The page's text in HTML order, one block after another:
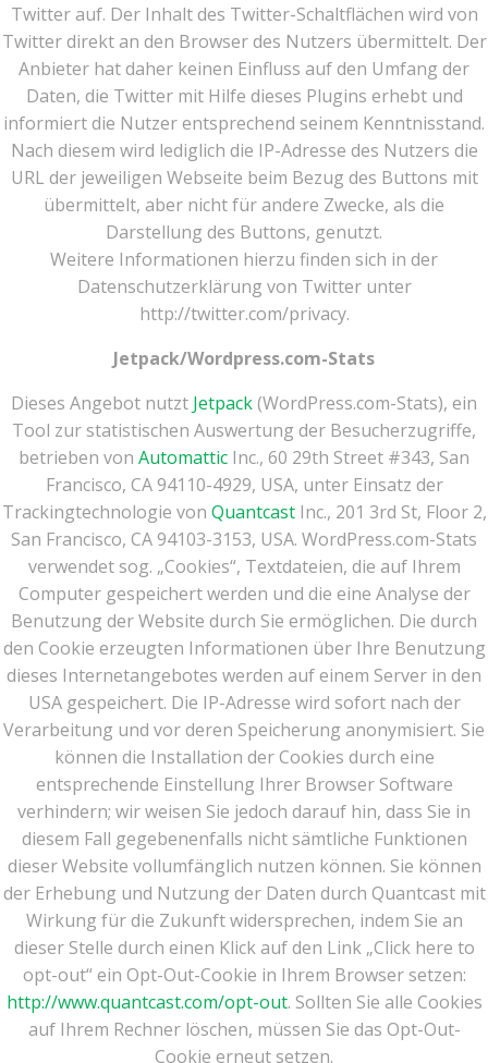
Twitter auf. Der Inhalt des Twitter-Schaltflächen wird von
Twitter direkt an den Browser des Nutzers übermittelt. Der
Anbieter hat daher keinen Einfluss auf den Umfang der
Daten, die Twitter mit Hilfe dieses Plugins erhebt und
informiert die Nutzer entsprechend seinem Kenntnisstand.
Nach diesem wird lediglich die IP-Adresse des Nutzers die
URL der jeweiligen Webseite beim Bezug des Buttons mit
übermittelt, aber nicht für andere Zwecke, als die
Darstellung des Buttons, genutzt.
Weitere Informationen hierzu finden sich in der
Datenschutzerklärung von Twitter unter
http://twitter.com/privacy.
Jetpack/Wordpress.com-Stats
Dieses Angebot nutzt Jetpack(WordPress.com-Stats), ein
Tool zur statistischen Auswertung der Besucherzugriffe,
betrieben von Automattic Inc., 60 29th Street #343, San
Francisco, CA 94110-4929, USA, unter Einsatz der
Trackingtechnologie von QuantcastInc., 201 3rd St, Floor 2,
San Francisco, CA 94103-3153, USA. WordPress.com-Stats
verwendet sog. „Cookies“, Textdateien, die auf Ihrem
Computer gespeichert werden und die eine Analyse der
Benutzung der Website durch Sie ermöglichen. Die durch
den Cookie erzeugten Informationen über Ihre Benutzung
dieses Internetangebotes werden auf einem Server in den
USA gespeichert. Die IP-Adresse wird sofort nach der
Verarbeitung und vor deren Speicherung anonymisiert. Sie
können die Installation der Cookies durch eine
entsprechende Einstellung Ihrer Browser Software
verhindern; wir weisen Sie jedoch darauf hin, dass Sie in
diesem Fall gegebenenfalls nicht sämtliche Funktionen
dieser Website vollumfänglich nutzen können. Sie können
der Erhebung und Nutzung der Daten durch Quantcast mit
Wirkung für die Zukunft widersprechen, indem Sie an
dieser Stelle durch einen Klick auf den Link „Click here to
opt-out“ ein Opt-Out-Cookie in Ihrem Browser setzen:
http://www.quantcast.com/opt-out. Sollten Sie alle Cookies
auf Ihrem Rechner löschen, müssen Sie das Opt-Out-
Cookie erneut setzen.